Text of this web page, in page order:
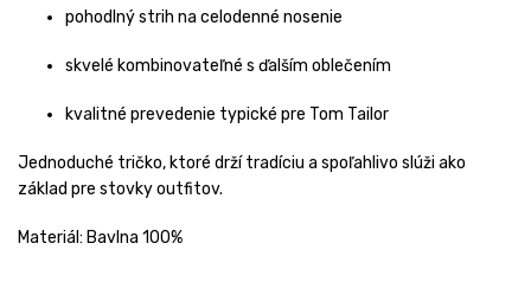
pohodlný strih na celodenné nosenie
skvelé kombinovateľné s ďalším oblečením
kvalitné prevedenie typické pre Tom Tailor
Jednoduché tričko, ktoré drží tradíciu a spoľahlivo slúži ako
základ pre stovky outfitov.
Materiál: Bavlna 100%